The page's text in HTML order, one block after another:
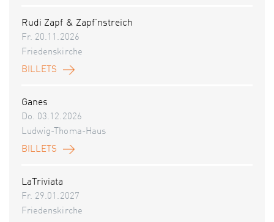
Rudi Zapf & Zapf’nstreich
Fr. 20.11.2026
Friedenskirche
BILLETS
Ganes
Do. 03.12.2026
Ludwig-Thoma-Haus
BILLETS
LaTriviata
Fr. 29.01.2027
Friedenskirche